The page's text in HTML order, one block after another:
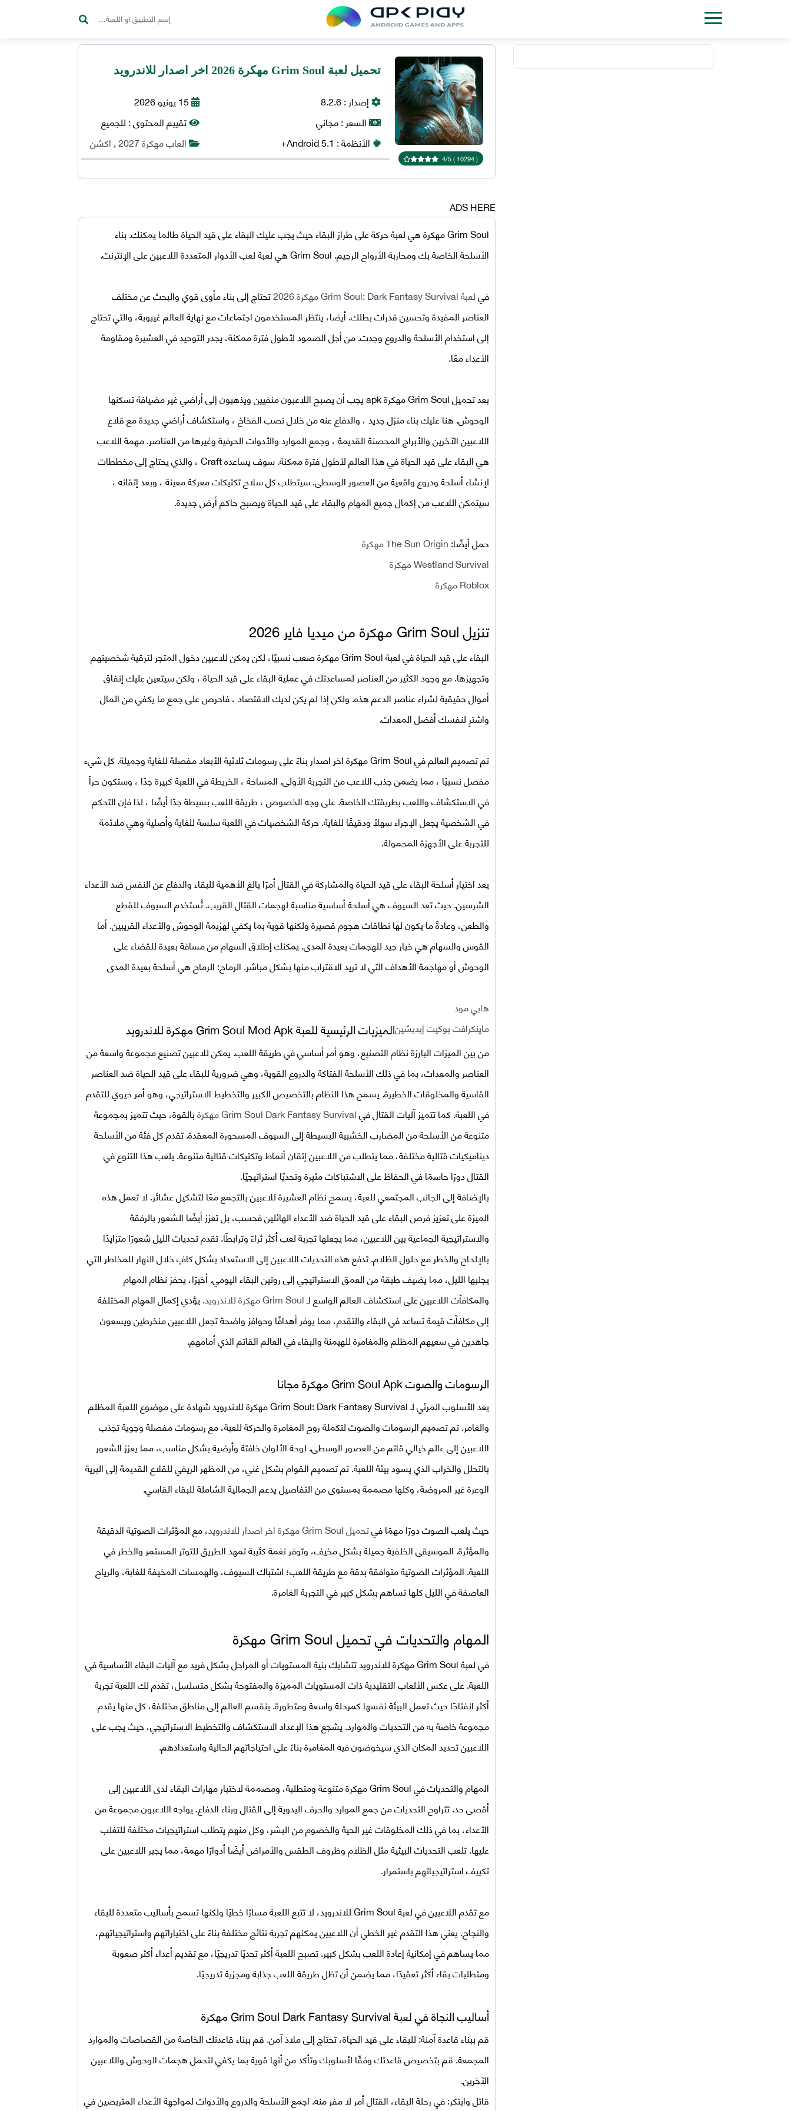
تحميل لعبة Grim Soul مهكرة 2026 اخر اصدار للاندرويد
إصدار :8.2.6
السعر :مجاني
الأنظمة :
Android5.1+
15 يونيو 2026
تقييم المحتوى :للجميع
العاب مهكرة 2027
,اكشن
(
10294
)
4/5
ADS HERE
Grim Soulمهكرةهي لعبة حركة على طراز البقاء حيث يجب عليك البقاء على قيد الحياة طالما يمكنك. بناء
الأسلحة الخاصة بك ومحاربة الأرواح الرجيم. Grim Soul هي لعبة لعب الأدوار المتعددة اللاعبين على الإنترنت.
فيلعبة Grim Soul: Dark Fantasy Survival مهكرة 2026
تحتاج إلى بناء مأوى قوي والبحث عن مختلف
العناصر المفيدة وتحسين قدرات بطلك. أيضا، ينتظر المستخدمون اجتماعات مع نهاية العالم غيبوبة، والتي تحتاج
إلى استخدام الأسلحة والدروع وجدت. من أجل الصمود لأطول فترة ممكنة، يجدر التوحيد في العشيرة ومقاومة
الأعداء معًا.
بعدتحميلGrim Soulمهكرة apk
يجب أن يصبح اللاعبون منفيين ويذهبون إلى أراضي غير مضيافة تسكنها
الوحوش. هنا عليك بناء منزل جديد ، والدفاع عنه من خلال نصب الفخاخ ، واستكشاف أراضي جديدة مع قلاع
اللاعبين الآخرين والأبراج المحصنة القديمة ، وجمع الموارد والأدوات الحرفية وغيرها من العناصر. مهمة اللاعب
هي البقاء على قيد الحياة في هذا العالم لأطول فترة ممكنة. سوف يساعده Craft ، والذي يحتاج إلى مخططات
لإنشاء أسلحة ودروع واقعية من العصور الوسطى. سيتطلب كل سلاح تكتيكات معركة معينة ، وبعد إتقانه ،
سيتمكن اللاعب من إكمال جميع المهام والبقاء على قيد الحياة ويصبح حاكم أرض جديدة.
حمل أيضًا:The Sun Origin مهكرة
Westland Survival مهكرة
Roblox مهكرة
تنزيلGrim Soulمهكرة من ميديا فاير 2026
البقاء على قيد الحياة فيلعبةGrim Soulمهكرةصعب نسبيًا، لكن يمكن للاعبين دخول المتجر لترقية شخصيتهم
وتجهيزها. مع وجود الكثير من العناصر لمساعدتك في عملية البقاء على قيد الحياة ، ولكن سيتعين عليك إنفاق
أموال حقيقية لشراء عناصر الدعم هذه. ولكن إذا لم يكن لديك الاقتصاد ، فاحرص على جمع ما يكفي من المال
واشترِ لنفسك أفضل المعدات.
تم تصميم العالم فيGrim Soul مهكرة اخر اصدار
بناءً على رسومات ثلاثية الأبعاد مفصلة للغاية وجميلة. كل شيء
مفصل نسبيًا ، مما يضمن جذب اللاعب من التجربة الأولى. المساحة ، الخريطة في اللعبة كبيرة جدًا ، وستكون حراً
في الاستكشاف واللعب بطريقتك الخاصة. على وجه الخصوص ، طريقة اللعب بسيطة جدًا أيضًا ، لذا فإن التحكم
في الشخصية يجعل الإجراء سهلًا ودقيقًا للغاية. حركة الشخصيات في اللعبة سلسة للغاية وأصلية وهي ملائمة
للتجربة على الأجهزة المحمولة.
يعد اختيار أسلحة البقاء على قيد الحياة والمشاركة في القتال أمرًا بالغ الأهمية للبقاء والدفاع عن النفس ضد الأعداء
الشرسين. حيث تعد السيوف هي أسلحة أساسية مناسبة لهجمات القتال القريب. تُستخدم السيوف للقطع
والطعن، وعادةً ما يكون لها نطاقات هجوم قصيرة ولكنها قوية بما يكفي لهزيمة الوحوش والأعداء القريبين. أما
القوس والسهام هي خيار جيد للهجمات بعيدة المدى. يمكنك إطلاق السهام من مسافة بعيدة للقضاء على
الوحوش أو مهاجمة الأهداف التي لا تريد الاقتراب منها بشكل مباشر. الرماح: الرماح هي أسلحة بعيدة المدى
هابي مود
ماينكرافت بوكيت إيديشينالميزيات الرئيسية للعبة Grim SoulMod Apk مهكرة للاندرويد
من بين الميزات البارزة نظام التصنيع، وهو أمر أساسي في طريقة اللعب. يمكن للاعبين تصنيع مجموعة واسعة من
العناصر والمعدات، بما في ذلك الأسلحة الفتاكة والدروع القوية، وهي ضرورية للبقاء على قيد الحياة ضد العناصر
القاسية والمخلوقات الخطيرة. يسمح هذا النظام بالتخصيص الكبير والتخطيط الاستراتيجي، وهو أمر حيوي للتقدم
في اللعبة. كما تتميز آليات القتال فيGrim Soul Dark Fantasy Survival مهكرة
بالقوة، حيث تتميز بمجموعة
متنوعة من الأسلحة من المضارب الخشبية البسيطة إلى السيوف المسحورة المعقدة. تقدم كل فئة من الأسلحة
ديناميكيات قتالية مختلفة، مما يتطلب من اللاعبين إتقان أنماط وتكتيكات قتالية متنوعة. يلعب هذا التنوع في
القتال دورًا حاسمًا في الحفاظ على الاشتباكات مثيرة وتحديًا استراتيجيًا.
بالإضافة إلى الجانب المجتمعي للعبة، يسمح نظام العشيرة للاعبين بالتجمع معًا لتشكيل عشائر. لا تعمل هذه
الميزة على تعزيز فرص البقاء على قيد الحياة ضد الأعداء الهائلين فحسب، بل تعزز أيضًا الشعور بالرفقة
والاستراتيجية الجماعية بين اللاعبين، مما يجعلها تجربة لعب أكثر ثراءً وترابطًا. تقدم تحديات الليل شعورًا متزايدًا
بالإلحاح والخطر مع حلول الظلام. تدفع هذه التحديات اللاعبين إلى الاستعداد بشكل كافٍ خلال النهار للمخاطر التي
يجلبها الليل، مما يضيف طبقة من العمق الاستراتيجي إلى روتين البقاء اليومي. أخيرًا، يحفز نظام المهام
والمكافآت اللاعبين على استكشاف العالم الواسع لـGrim Soul مهكرة للاندرويد
. يؤدي إكمال المهام المختلفة
إلى مكافآت قيمة تساعد في البقاء والتقدم، مما يوفر أهدافًا وحوافز واضحة تجعل اللاعبين منخرطين ويسعون
جاهدين في سعيهم المظلم والمغامرة للهيمنة والبقاء في العالم القاتم الذي أمامهم.
الرسومات والصوت Grim Soul Apk مهكرة مجانا
يعد الأسلوب المرئي لـ Grim Soul: Dark Fantasy Survival مهكرة للاندرويد شهادة على موضوع اللعبة المظلم
والغامر. تم تصميم الرسومات والصوت لتكملة روح المغامرة والحركة للعبة، مع رسومات مفصلة وجوية تجذب
اللاعبين إلى عالم خيالي قاتم من العصور الوسطى. لوحة الألوان خافتة وأرضية بشكل مناسب، مما يعزز الشعور
بالتحلل والخراب الذي يسود بيئة اللعبة. تم تصميم القوام بشكل غني، من المظهر الريفي للقلاع القديمة إلى البرية
الوعرة غير المروضة، وكلها مصممة بمستوى من التفاصيل يدعم الجمالية الشاملة للبقاء القاسي.
حيث يلعب الصوت دورًا مهمًا فيتحميل Grim Soul مهكرة اخر اصدار للاندرويد
، مع المؤثرات الصوتية الدقيقة
والمؤثرة. الموسيقى الخلفية جميلة بشكل مخيف، وتوفر نغمة كئيبة تمهد الطريق للتوتر المستمر والخطر في
اللعبة. المؤثرات الصوتية متوافقة بدقة مع طريقة اللعب؛ اشتباك السيوف، والهمسات المخيفة للغابة، والرياح
العاصفة في الليل كلها تساهم بشكل كبير في التجربة الغامرة.
المهام والتحديات في تحميل Grim Soul مهكرة
في لعبة Grim Soul مهكرة للاندرويد تتشابك بنية المستويات أو المراحل بشكل فريد مع آليات البقاء الأساسية في
اللعبة. على عكس الألعاب التقليدية ذات المستويات المميزة والمفتوحة بشكل متسلسل، تقدم لك اللعبة تجربة
أكثر انفتاحًا حيث تعمل البيئة نفسها كمرحلة واسعة ومتطورة. ينقسم العالم إلى مناطق مختلفة، كل منها يقدم
مجموعة خاصة به من التحديات والموارد. يشجع هذا الإعداد الاستكشاف والتخطيط الاستراتيجي، حيث يجب على
اللاعبين تحديد المكان الذي سيخوضون فيه المغامرة بناءً على احتياجاتهم الحالية واستعدادهم.
المهام والتحديات فيGrim Soul مهكرة
متنوعة ومتطلبة، ومصممة لاختبار مهارات البقاء لدى اللاعبين إلى
أقصى حد. تتراوح التحديات من جمع الموارد والحرف اليدوية إلى القتال وبناء الدفاع. يواجه اللاعبون مجموعة من
الأعداء، بما في ذلك المخلوقات غير الحية والخصوم من البشر، وكل منهم يتطلب استراتيجيات مختلفة للتغلب
عليها. تلعب التحديات البيئية مثل الظلام وظروف الطقس والأمراض أيضًا أدوارًا مهمة، مما يجبر اللاعبين على
تكييف استراتيجياتهم باستمرار.
مع تقدم اللاعبين فيلعبة Grim Soul للاندرويد
، لا تتبع اللعبة مسارًا خطيًا ولكنها تسمح بأساليب متعددة للبقاء
والنجاح. يعني هذا التقدم غير الخطي أن اللاعبين يمكنهم تجربة نتائج مختلفة بناءً على اختياراتهم واستراتيجياتهم،
مما يساهم في إمكانية إعادة اللعب بشكل كبير. تصبح اللعبة أكثر تحديًا تدريجيًا، مع تقديم أعداء أكثر صعوبة
ومتطلبات بقاء أكثر تعقيدًا، مما يضمن أن تظل طريقة اللعب جذابة ومجزية تدريجيًا.
أساليب النجاة في لعبة Grim Soul Dark Fantasy Survival مهكرة
قم ببناء قاعدة آمنة:للبقاء على قيد الحياة، تحتاج إلى ملاذ آمن. قم ببناء قاعدتك الخاصة من القصاصات والموارد
المجمعة. قم بتخصيص قاعدتك وفقًا لأسلوبك وتأكد من أنها قوية بما يكفي لتحمل هجمات الوحوش واللاعبين
الآخرين.
قاتل وابتكر:في رحلة البقاء، القتال أمر لا مفر منه. اجمع الأسلحة والدروع والأدوات لمواجهة الأعداء المتربصين في